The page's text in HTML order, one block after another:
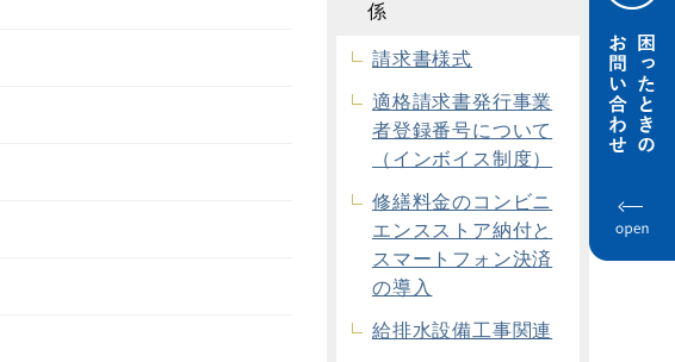
係
請求書様式
適格請求書発行事業
者登録番号について
（インボイス制度）
修繕料金のコンビニ
エンスストア納付と
スマートフォン決済
の導入
給排水設備工事関連